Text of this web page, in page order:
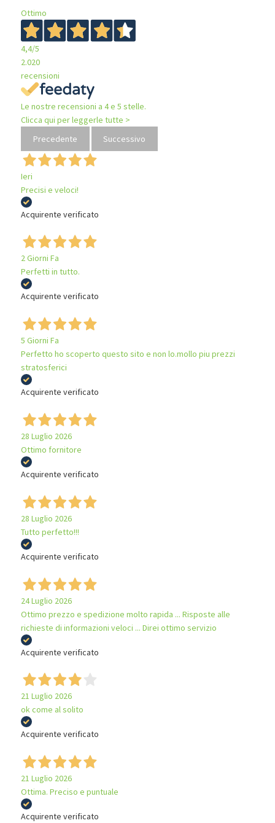
Ottimo
4,4/5
2.020
recensioni
Le nostre recensioni a 4 e 5 stelle.
Clicca qui per leggerle tutte >
Precedente
Successivo
Ieri
Precisi e veloci!
Acquirente verificato
2 Giorni Fa
Perfetti in tutto.
Acquirente verificato
5 Giorni Fa
Perfetto ho scoperto questo sito e non lo.mollo piu prezzi
stratosferici
Acquirente verificato
28 Luglio 2026
Ottimo fornitore
Acquirente verificato
28 Luglio 2026
Tutto perfetto!!!
Acquirente verificato
24 Luglio 2026
Ottimo prezzo e spedizione molto rapida ... Risposte alle
richieste di informazioni veloci ... Direi ottimo servizio
Acquirente verificato
21 Luglio 2026
ok come al solito
Acquirente verificato
21 Luglio 2026
Ottima. Preciso e puntuale
Acquirente verificato